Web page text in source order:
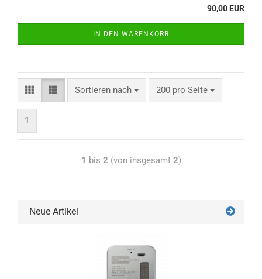
90,00 EUR
IN DEN WARENKORB
Sortieren nach 200 pro Seite
1
1 bis 2 (von insgesamt 2)
Neue Artikel